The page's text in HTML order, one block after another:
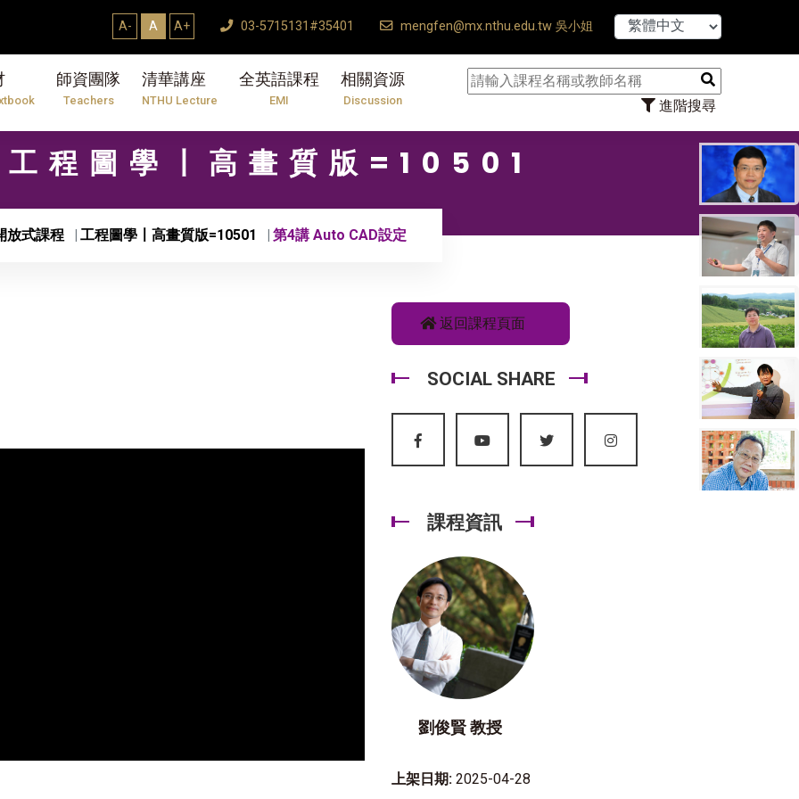
A- A A+ 03-5715131#35401 mengfen@mx.nthu.edu.tw 吳小姐
師資團隊
Teachers
清華講座
NTHU Lecture
全英語課程
EMI
相關資源
Discussion 進階搜尋
【7/31】114學
程圖學〡高畫質版=10501
放式課程 工程圖學〡高畫質版=10501 第4講 Auto CAD設定
返回課程頁面
SOCIAL SHARE
課程資訊
劉俊賢 教授
上架日期: 2025-04-28